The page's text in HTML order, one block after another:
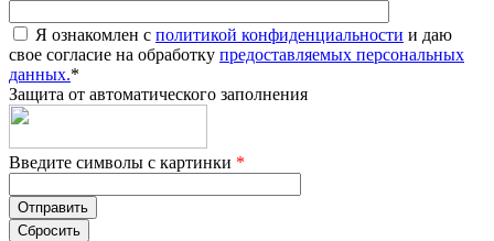
Я ознакомлен с политикой конфиденциальности и даю
свое согласие на обработку предоставляемых персональных
данных.*
Защита от автоматического заполнения
Введите символы с картинки *